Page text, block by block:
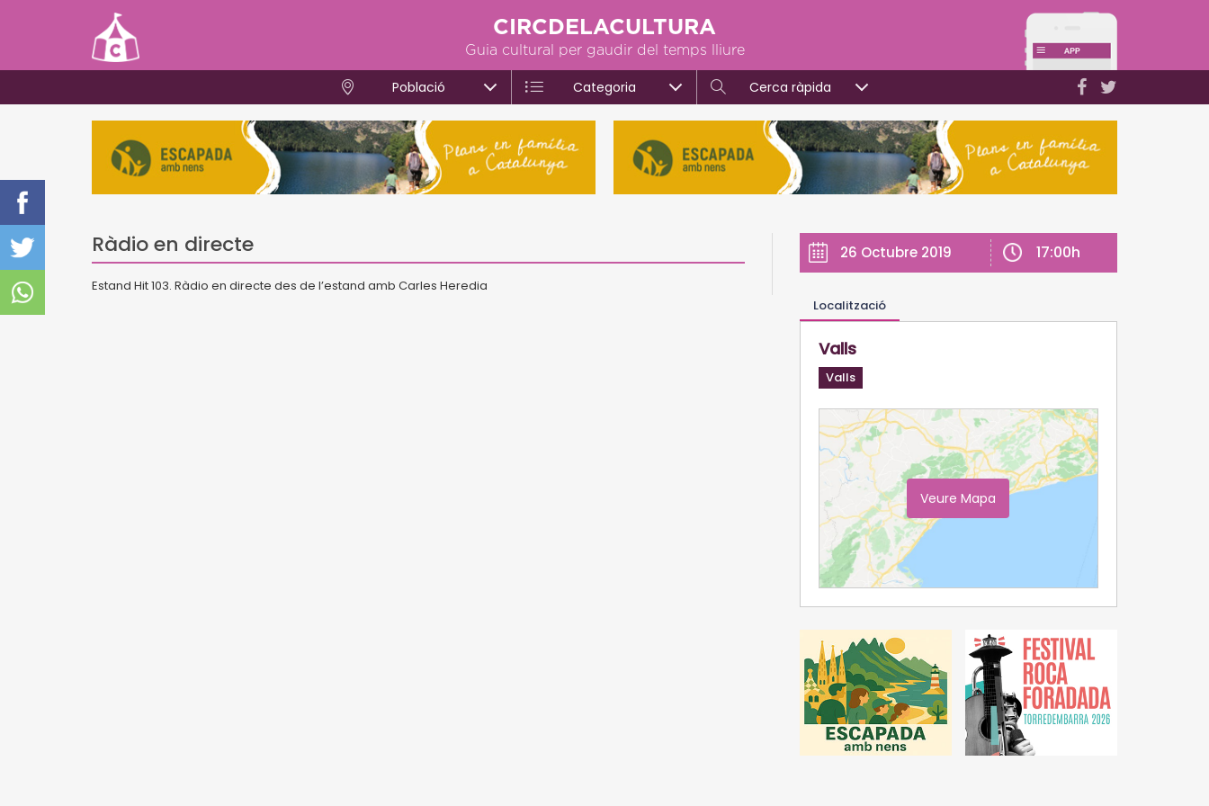
CIRCDELACULTURA
Guia cultural per gaudir del temps lliure
Població Categoria Cerca ràpida
Ràdio en directe
Estand Hit 103. Ràdio en directe des de l’estand amb Carles Heredia
26 Octubre 2019 17:00h
Localització
Valls
Valls
Veure Mapa